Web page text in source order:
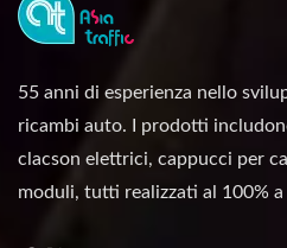
55 anni di esperienza nello
ricambi auto. I prodotti
clacson elettrici, cappucci per
moduli, tutti realizzati al 100% a